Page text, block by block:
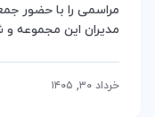
مراسمی را با حضور
مدیران این مجموعه و
خرداد ۳۰, ۱۴۰۵